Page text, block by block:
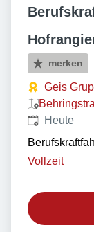
merken
Geis
Veröffentlicht
Heute
Vollzeit